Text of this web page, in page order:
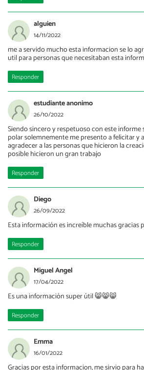
alguien
14/11/2022
me a servido mucho esta informacion se lo
util para personas que necesitaban esta
Responder
estudiante anonimo
26/10/2022
Siendo sincero y respetuoso con este informe
polar solemnemente me presento a felicitar y
agradecer a las personas que hicieron la
posible hicieron un gran trabajo
Responder
Diego
26/09/2022
Esta información es increíble muchas gracias
Responder
Miguel Angel
17/04/2022
Es una información super útil 😸😸😸
Responder
Emma
16/01/2022
Gracias por esta informacion, me sirvio para